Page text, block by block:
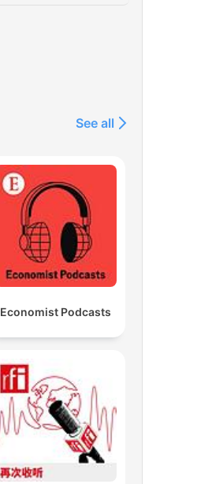
See all
Economist Podcasts